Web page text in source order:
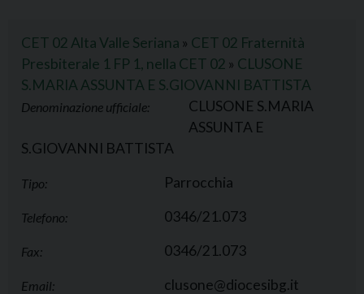
CET 02 Alta Valle Seriana » CET 02 Fraternità
Presbiterale 1 FP 1, nella CET 02 » CLUSONE
S.MARIA ASSUNTA E S.GIOVANNI BATTISTA
Denominazione ufficiale:
CLUSONE S.MARIA
ASSUNTA E
S.GIOVANNI BATTISTA
Tipo: Parrocchia
Telefono: 0346/21.073
Fax: 0346/21.073
Email: clusone@diocesibg.it